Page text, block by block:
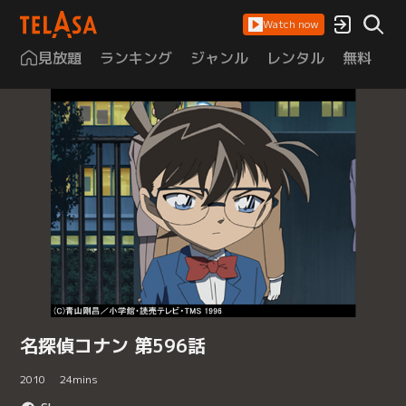
Watch now
見放題 ランキング ジャンル レンタル 無料
名探偵コナン 第596話
2010 24mins